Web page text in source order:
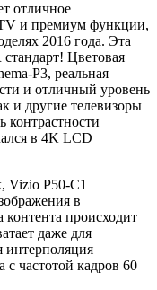
отличное
и премиум функции,
2016 года. Эта
Цветовая
P3, реальная
и отличный уровень
и другие телевизоры
контрастности
в 4K LCD
Vizio P50-C1
в
происходит
даже для
интерполяция
с частотой кадров 60